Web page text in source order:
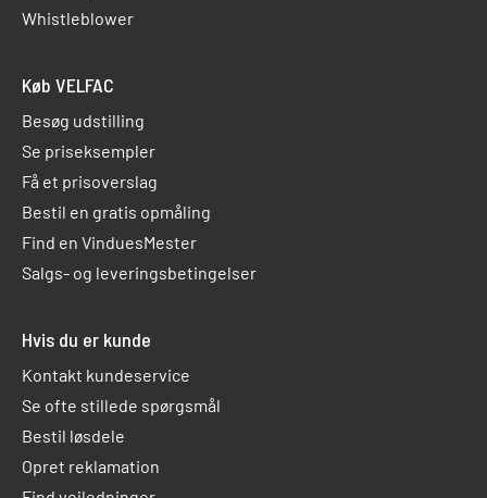
Whistleblower
Køb VELFAC
Besøg udstilling
Se priseksempler
Få et prisoverslag
Bestil en gratis opmåling
Find en VinduesMester
Salgs- og leveringsbetingelser
Hvis du er kunde
Kontakt kundeservice
Se ofte stillede spørgsmål
Bestil løsdele
Opret reklamation